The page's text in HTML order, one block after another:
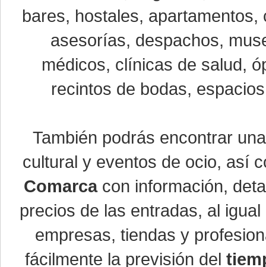
bares, hostales,
asesorías, despachos,
médicos, clínicas de salud,
recintos de bodas,
También podrás encontrar
cultural y eventos de ocio, así
Comarcacon información,
precios de las entradas, al
empresas, tiendas y
fácilmente la previsión del